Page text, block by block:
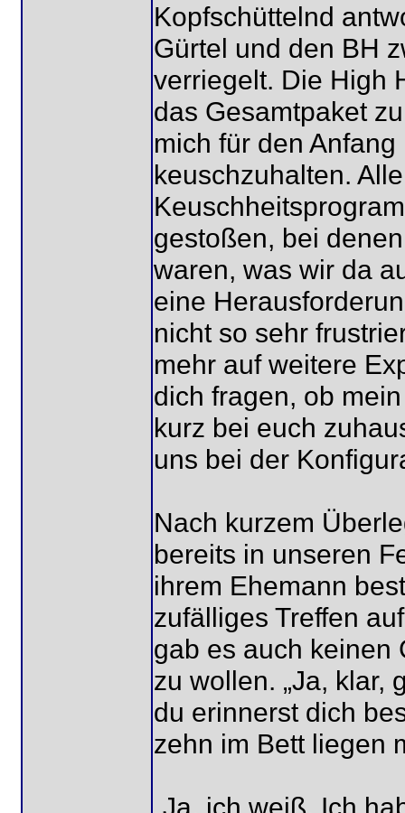
Kopfschüttelnd
Gürtel und den BH
verriegelt. Die High
das Gesamtpaket
mich für den
keuschzuhalten.
gestoßen, bei
waren, was wir da
eine
nicht so sehr
mehr auf weitere
dich fragen, ob
kurz bei euch
uns bei der
Nach kurzem
bereits in unseren
ihrem Ehemann
zufälliges Treffen
gab es auch keinen
zu wollen. „Ja, klar,
du erinnerst dich
zehn im Bett liegen
„Ja, ich weiß. Ich